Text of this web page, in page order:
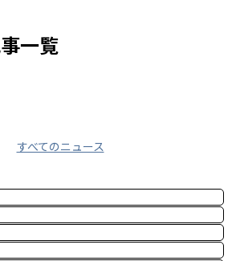
一覧
すべてのニュース